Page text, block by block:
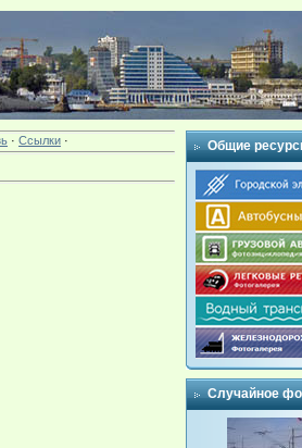
· Ссылки·
Общие
Случайное